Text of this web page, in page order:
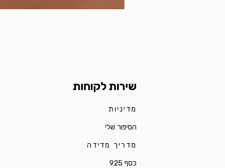
שירות לקוחות
מדיניות
הסיפור שלי
מדריך מדידה
כסף 925